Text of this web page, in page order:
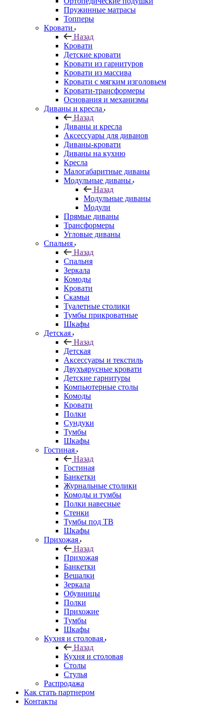
Пружинные матрасы
Топперы
Кровати
Назад
Кровати
Детские кровати
Кровати из гарнитуров
Кровати из массива
Кровати с мягким изголовьем
Кровати-трансформеры
Основания и механизмы
Диваны и кресла
Назад
Диваны и кресла
Аксессуары для диванов
Диваны-кровати
Диваны на кухню
Кресла
Малогабаритные диваны
Модульные диваны
Назад
Модульные диваны
Модули
Прямые диваны
Трансформеры
Угловые диваны
Спальня
Назад
Спальня
Зеркала
Комоды
Кровати
Скамьи
Туалетные столики
Тумбы прикроватные
Шкафы
Детская
Назад
Детская
Аксессуары и текстиль
Двухъярусные кровати
Детские гарнитуры
Компьютерные столы
Комоды
Кровати
Полки
Сундуки
Тумбы
Шкафы
Гостиная
Назад
Гостиная
Банкетки
Журнальные столики
Комоды и тумбы
Полки навесные
Стенки
Тумбы под ТВ
Шкафы
Прихожая
Назад
Прихожая
Банкетки
Вешалки
Зеркала
Обувницы
Полки
Прихожие
Тумбы
Шкафы
Кухня и столовая
Назад
Кухня и столовая
Столы
Стулья
Распродажа
Как стать партнером
Контакты